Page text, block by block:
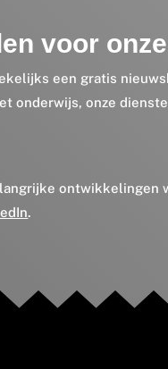
voor
een gratis
onderwijs, onze
ontwikkelingen
.